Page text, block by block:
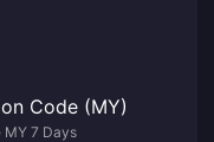
Code (MY)
MY 7 Days